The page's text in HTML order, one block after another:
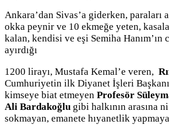
Ankara’dan Sivas’a giderken, paraları
okka peynir ve 10 ekmeğe yeten,
kalan, kendisi ve eşi Semiha Hanım’ın
ayırdığı
1200 lirayı, Mustafa Kemal’e veren,
Cumhuriyetin ilk Diyanet İşleri
kimseye biat etmeyen Profesör
Ali Bardakoğlu gibi halkının arasına
sokmayan, emanete hıyanetlik